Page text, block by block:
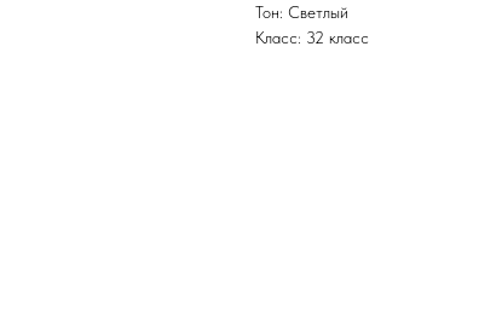
Тон: Светлый
Класс: 32 класс